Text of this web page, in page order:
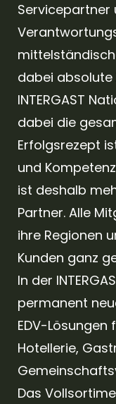
Servicepartner
dabei absolute
INTERGAST
dabei die
Erfolgsrezept
und
ist deshalb
Partner. Alle
ihre Regionen
Kunden ganz
In der
permanent
EDV-
Hotellerie,
Das